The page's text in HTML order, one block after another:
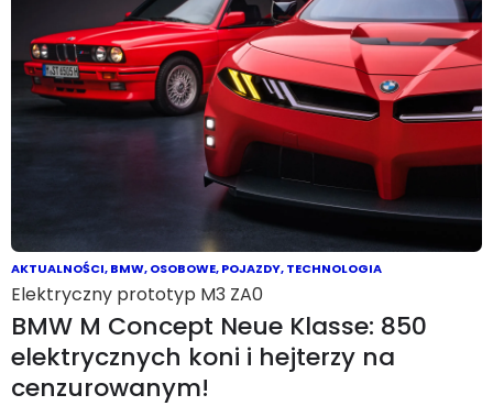
AKTUALNOŚCI,BMW,OSOBOWE,POJAZDY,TECHNOLOGIA
Elektryczny prototyp M3 ZA0
BMW M Concept Neue Klasse: 850
elektrycznych koni i hejterzy na
cenzurowanym!